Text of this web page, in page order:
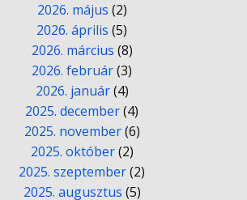
2026. május (2)
2026. április (5)
2026. március (8)
2026. február(3)
2026. január(4)
2025. december(4)
2025. november(6)
2025. október(2)
2025. szeptember(2)
2025. augusztus (5)